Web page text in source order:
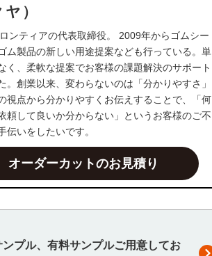
）
ンティアの代表取締役。 2009年からゴムシー
ム製品の新しい用途提案なども行っている。単
、柔軟な提案でお客様の課題解決のサポート
創業以来、変わらないのは「分かりやすさ」
視点から分かりやすくお伝えすることで、「何
頼して良いか分からない」というお客様のご不
いをしたいです。
オーダーカットのお見積り
ンプル、有料サンプルご用意してお